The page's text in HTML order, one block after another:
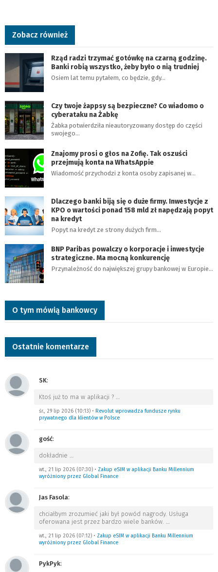
Zobacz również
Rząd radzi trzymać gotówkę na czarną godzinę.
Banki robią wszystko, żeby było o nią trudniej
Osiem lat temu pytałem, co będzie, gdy…
Czy twoje żappsy są bezpieczne? Co wiadomo o
cyberataku na Żabkę
Żabka potwierdziła nieautoryzowany dostęp do części
swojego…
Znajomy prosi o głos na Zofię. Tak oszuści
przejmują konta na WhatsAppie
Wiadomość przychodzi z konta osoby zapisanej w…
Dlaczego banki biją się o duże firmy. Inwestycje z
KPO o wartości ponad 158 mld zł napędzają popyt
na kredyt
Popyt na kredyt ze strony dużych firm…
BNP Paribas powalczy o korporacje i inwestycje
strategiczne. Ma mocną konkurencję
Przynależność do największej grupy bankowej w Europie…
O tym mówią bankowcy
Ostatnie komentarze
SK:
Ktoś już to ma w aplikacji ? …
śr., 29 lip 2026 (10:13) • Revolut wprowadza fundusze rynku
prywatnego dla klientów w Polsce
gość:
dokładnie …
wt., 21 lip 2026 (07:30) • Zakup eSIM w aplikacji Banku Millennium
wyróżniony przez Global Finance
Jas Fasola:
chciałbym zrozumieć jaki był powód nagrody. Usługa
oferowana jest przez bardzo wiele banków. …
wt., 21 lip 2026 (07:12) • Zakup eSIM w aplikacji Banku Millennium
wyróżniony przez Global Finance
PykPyk: